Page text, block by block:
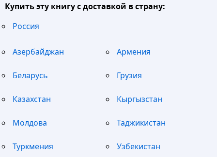
Купить эту книгу с доставкой в страну:
Россия
Азербайджан Армения
Беларусь Грузия
Казахстан Кыргызстан
Молдова Таджикистан
Туркмения Узбекистан